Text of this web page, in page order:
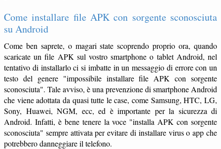
Come installare file APK con sorgente sconosciuta
su Android
Come ben saprete, o magari state scoprendo proprio ora, quando
scaricate un file APK sul vostro smartphone o tablet Android, nel
tentativo di installarlo ci si imbatte in un messaggio di errore con un
testo del genere "impossibile installare file APK con sorgente
sconosciuta". Tale avviso, è una prevenzione di smartphone Android
che viene adottata da quasi tutte le case, come Samsung, HTC, LG,
Sony, Huawei, NGM, ecc, ed è importante per la sicurezza di
Android. Infatti, è bene tenere la voce "installa APK con sorgente
sconosciuta" sempre attivata per evitare di installare virus o app che
potrebbero danneggiare il telefono.